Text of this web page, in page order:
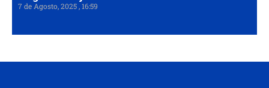
7 de Agosto, 2025 16:59